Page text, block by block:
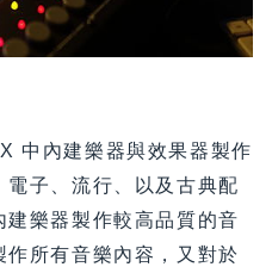
內建樂器與效果器製作
子、流行、以及古典配
樂器製作較高品質的音
所有音樂內容，又對於